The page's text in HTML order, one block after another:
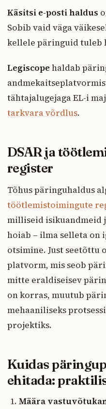
Käsitsi e-posti haldus
Sobib vaid väga
kellele päringuid tuleb
Legiscope haldab
tähtajalugejaga EL-i
tarkvara võrdlus.
DSAR ja
register
Tõhus päringuhaldus
töötlemistoimingute
milliseid isikuandmeid
hoiab – ilma selleta on
otsimine. Just seetõttu
platvorm, mis seob
mitte eraldiseisev
on korras, muutub
mehaaniliseks
projektiks.
Kuidas
ehitada:
Määra